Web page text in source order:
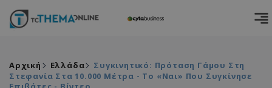
Αρχική Ελλάδα
Συγκινητικό: Πρόταση Γάμου Στη
Στεφανία Στα 10.000 Μέτρα - Το «ναι» Που Συγκίνησε